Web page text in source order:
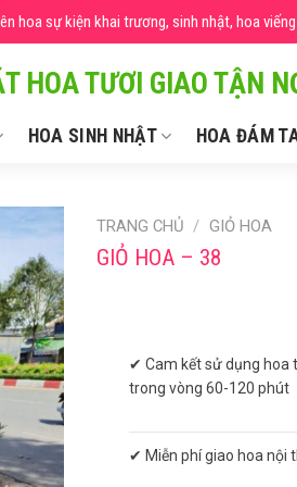
hoa sự kiện khai trương, sinh nhật, hoa
HOA TƯƠI GIAO TẬN
HOA SINH NHẬT HOA ĐÁM
TRANG CHỦ / GIỎ HOA
GIỎ HOA – 38
✔ Cam kết sử dụng hoa
trong vòng 60-120 phút
✔ Miễn phí giao hoa nội